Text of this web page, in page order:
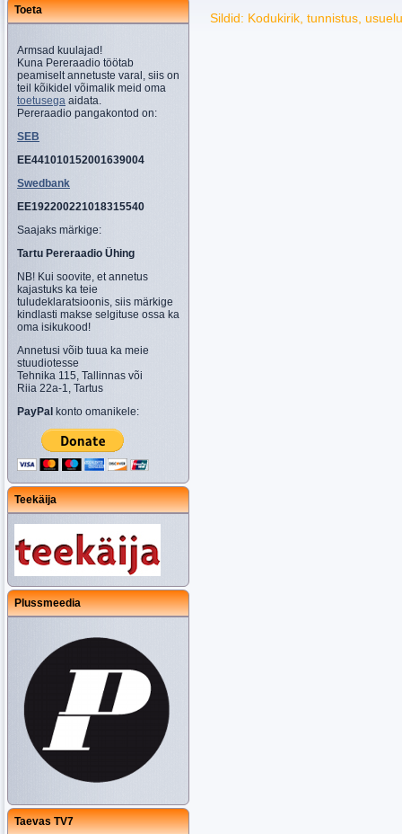
Toeta
Armsad kuulajad!
Kuna Pereraadio töötab
peamiselt annetuste varal, siis on
teil kõikidel võimalik meid oma
toetusega aidata.
Pereraadio pangakontod on:
SEB
EE441010152001639004
Swedbank
EE192200221018315540
Saajaks märkige:
Tartu Pereraadio Ühing
NB! Kui soovite, et annetus
kajastuks ka teie
tuludeklaratsioonis, siis märkige
kindlasti makse selgituse ossa ka
oma isikukood!
Annetusi võib tuua ka meie
stuudiotesse
Tehnika 115, Tallinnas või
Riia 22a-1, Tartus
PayPal konto omanikele:
Teekäija
Plussmeedia
Taevas TV7
Sildid: Kodukirik, tunnistus,